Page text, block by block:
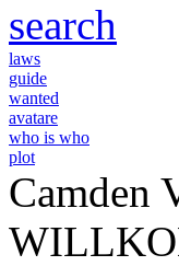
search
laws
guide
wanted
avatare
who is who
plot
Camden